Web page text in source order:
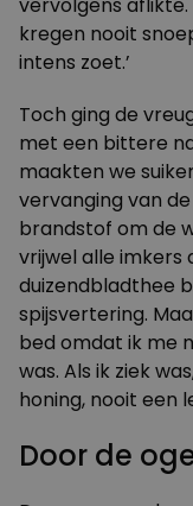
kregen nooit
intens zoet.’
Toch ging de
met een bittere
maakten we
vervanging van
brandstof om de
vrijwel alle imkers
duizendbladthee
spijsvertering.
bed omdat ik me
was. Als ik ziek
honing, nooit een
Door de